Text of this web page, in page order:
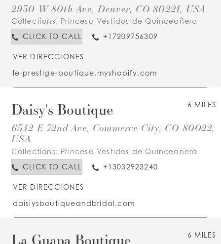
2930 W 80th Ave, Denver, CO 80221, USA
Collections: Princesa Vestidos de Quinceañera
CLICK TO CALL
+17209756309
VER DIRECCIONES
le-prestige-boutique.myshopify.com
6 MILES
Daisy's Boutique
6342 E 72nd Ave, Commerce City, CO 80022,
USA
Collections: Princesa Vestidos de Quinceañera
CLICK TO CALL
+13032923240
VER DIRECCIONES
daisiysboutiqueandbridal.com
6 MILES
La Guapa Boutique